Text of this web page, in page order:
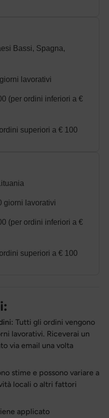
Bassi, Spagna,
lavorativi
(per ordini inferiori a €
superiori a € 100
giorni lavorativi
(per ordini inferiori a €
superiori a € 100
Tutti gli ordini vengono
lavorativi. Riceverai un
via email una volta
stime e possono variare a
locali o altri fattori
applicato